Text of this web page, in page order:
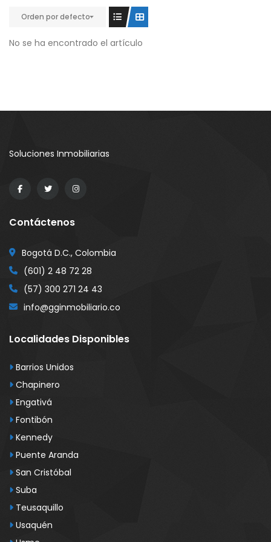
Orden por defecto
No se ha encontrado el artículo
Soluciones Inmobiliarias
Contáctenos
Bogotá D.C., Colombia
(601) 2 48 72 28
(57) 300 271 24 43
info@gginmobiliario.co
Localidades Disponibles
Barrios Unidos
Chapinero
Engativá
Fontibón
Kennedy
Puente Aranda
San Cristóbal
Suba
Teusaquillo
Usaquén